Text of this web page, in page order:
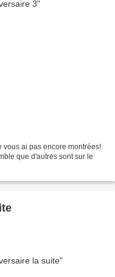
vous ai pas encore montrées!
que d'autres sont sur le